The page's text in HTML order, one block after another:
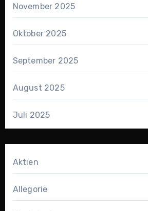
November 2025
Oktober 2025
September 2025
August 2025
Juli 2025
Aktien
Allegorie